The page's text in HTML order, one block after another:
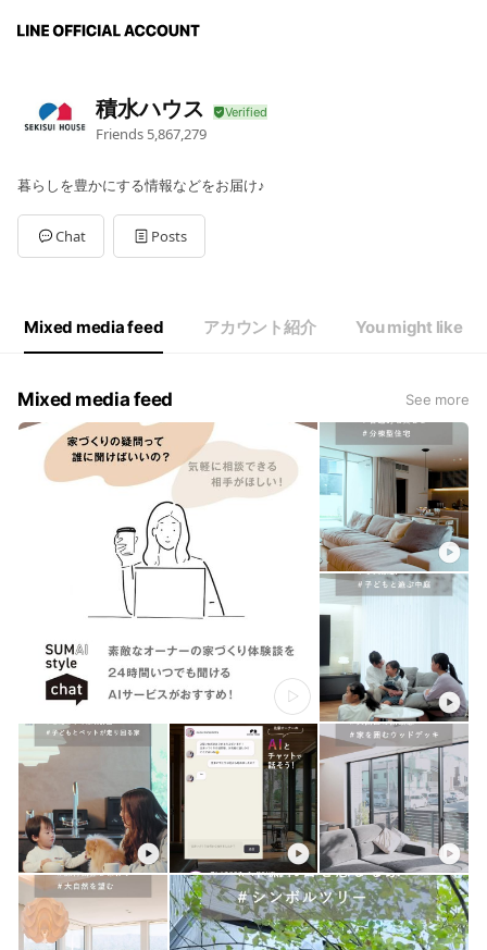
積水ハウス
Friends 5,867,279
暮らしを豊かにする情報などをお届け♪
Chat Posts
Mixed media feed アカウント紹介 You might like
Mixed media feed See more